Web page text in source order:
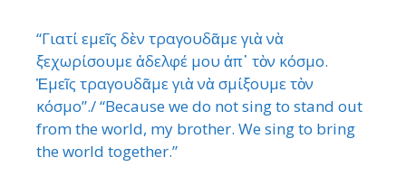
“Γιατί εμεῖς δὲν τραγουδᾶμε γιὰ νὰ
ξεχωρίσουμε ἀδελφέ μου ἀπ᾿ τὸν κόσμο.
Ἐμεῖς τραγουδᾶμε γιὰ νὰ σμίξουμε τὸν
κόσμο”./ “Because we do not sing to stand out
from the world, my brother. We sing to bring
the world together.”